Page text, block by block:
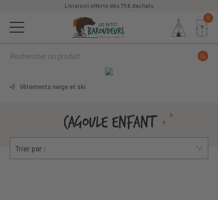
Livraison offerte dès 75€ d'achats
0
Vêtements neige et ski
CAGOULE ENFANT
Trier par :